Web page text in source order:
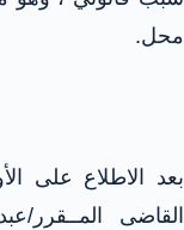
محل.
بعد الاطلاع على
القاضى المــقرر/